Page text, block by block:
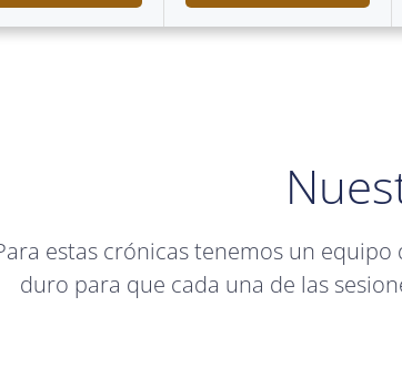
estas crónicas tenemos un
duro para que cada una de las